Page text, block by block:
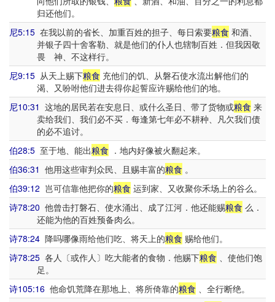
归还他们。
尼5:15 在我以前的省长、加重百姓的担子、每日索要粮食 和酒、
并银子四十舍客勒、就是他们的仆人也辖制百姓．但我因敬
畏 神、不这样行。
尼9:15 从天上赐下粮食 充他们的饥、从磐石使水流出解他们的
渴、又吩咐他们进去得你起誓应许赐给他们的地。
尼10:31 这地的居民若在安息日、或什么圣日、带了货物或粮食 来
卖给我们、我们必不买．每逢第七年必不耕种、凡欠我们债
的必不追讨。
伯28:5 至于地、能出粮食 ．地内好像被火翻起来。
伯36:31 他用这些审判众民、且赐丰富的粮食 。
伯39:12 岂可信靠他把你的粮食 运到家、又收聚你禾场上的谷么。
诗78:20 他曾击打磐石、使水涌出、成了江河．他还能赐粮食 么．
还能为他的百姓预备肉么。
诗78:24 降吗哪像雨给他们吃、将天上的粮食 赐给他们。
诗78:25 各人〔或作人〕吃大能者的食物．他赐下粮食 、使他们饱
足。
诗105:16 他命饥荒降在那地上、将所倚靠的粮食 、全行断绝。